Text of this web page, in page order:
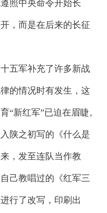
照中央命令开始长
，而是在后来的长征
军补充了许多新战
的情况时有发生，这
“新红军”已迫在眉睫。
之初写的《什么是
，发至连队当作教
己教唱过的《红军三
行了改写，印刷出